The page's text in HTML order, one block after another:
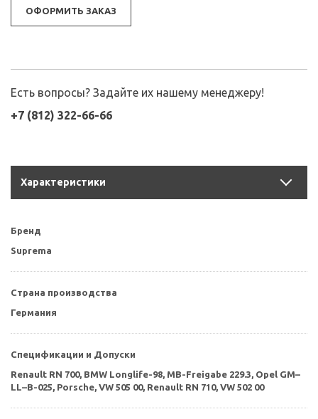
ОФОРМИТЬ ЗАКАЗ
Есть вопросы? Задайте их нашему менеджеру!
+7 (812) 322-66-66
Характеристики
Бренд
Suprema
Страна производства
Германия
Спецификации и Допуски
Renault RN 700, BMW Longlife-98, MB-Freigabe 229.3, Opel GM–
LL–B-025, Porsche, VW 505 00, Renault RN 710, VW 502 00